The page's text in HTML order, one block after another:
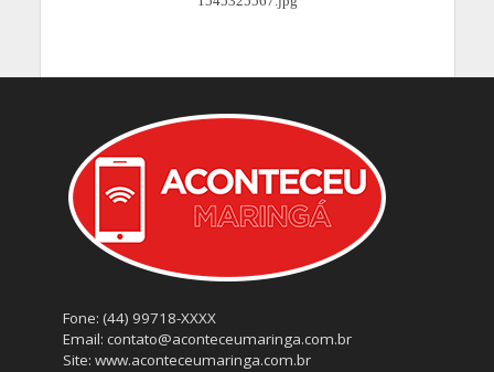
Fone: (44) 99718-XXXX
Email: contato@aconteceumaringa.com.br
Site: www.aconteceumaringa.com.br